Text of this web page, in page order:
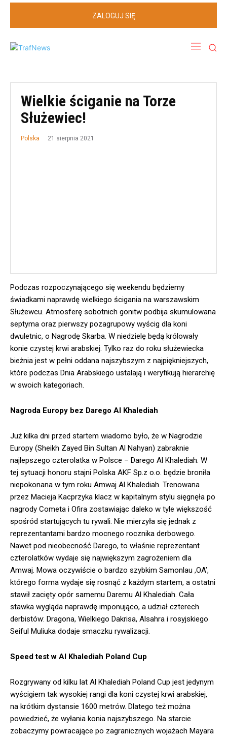
ZALOGUJ SIĘ
Wielkie ściganie na Torze
Służewiec!
Polska 21 sierpnia 2021
Podczas rozpoczynającego się weekendu będziemy
świadkami naprawdę wielkiego ścigania na warszawskim
Służewcu. Atmosferę sobotnich gonitw podbija skumulowana
septyma oraz pierwszy pozagrupowy wyścig dla koni
dwuletnic, o Nagrodę Skarba. W niedzielę będą królowały
konie czystej krwi arabskiej. Tylko raz do roku służewiecka
bieżnia jest w pełni oddana najszybszym z najpiękniejszych,
które podczas Dnia Arabskiego ustalają i weryfikują hierarchię
w swoich kategoriach.
Nagroda Europy bez Darego Al Khalediah
Już kilka dni przed startem wiadomo było, że w Nagrodzie
Europy (Sheikh Zayed Bin Sultan Al Nahyan) zabraknie
najlepszego czterolatka w Polsce – Darego Al Khalediah. W
tej sytuacji honoru stajni Polska AKF Sp.z o.o. będzie broniła
niepokonana w tym roku Amwaj Al Khalediah. Trenowana
przez Macieja Kacprzyka klacz w kapitalnym stylu sięgnęła po
nagrody Cometa i Ofira zostawiając daleko w tyle większość
spośród startujących tu rywali. Nie mierzyła się jednak z
reprezentantami bardzo mocnego rocznika derbowego.
Nawet pod nieobecność Darego, to właśnie reprezentant
czterolatków wydaje się największym zagrożeniem dla
Amwaj. Mowa oczywiście o bardzo szybkim Samonlau ,OA’,
którego forma wydaje się rosnąć z każdym startem, a ostatni
stawił zacięty opór samemu Daremu Al Khalediah. Cała
stawka wygląda naprawdę imponująco, a udział czterech
derbistów: Dragona, Wielkiego Dakrisa, Alsahra i rosyjskiego
Seiful Muliuka dodaje smaczku rywalizacji.
Speed test w Al Khalediah Poland Cup
Rozgrywany od kilku lat Al Khalediah Poland Cup jest jedynym
wyścigiem tak wysokiej rangi dla koni czystej krwi arabskiej,
na krótkim dystansie 1600 metrów. Dlatego też można
powiedzieć, że wyłania konia najszybszego. Na starcie
zobaczymy powracające po zagranicznych wojażach Mayara